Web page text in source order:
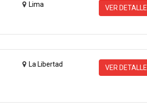
Lima VER DETALLE
La Libertad VER DETALLE